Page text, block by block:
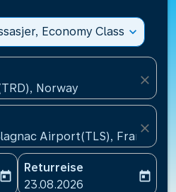
Economy Class expand_more
Norway
close
Airport(TLS), Frankrike
close
date-aria-label
today
Returreise
fc-booking-return-date-
23.08.2026
today